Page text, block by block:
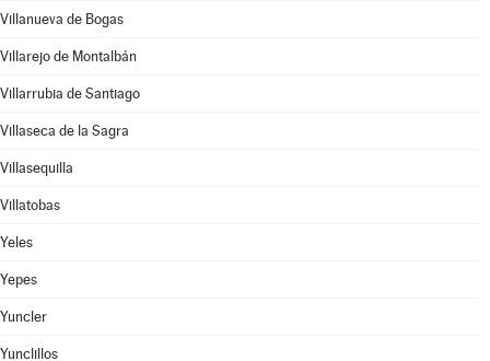
Villanueva de Bogas
Villarejo de Montalbán
Villarrubia de Santiago
Villaseca de la Sagra
Villasequilla
Villatobas
Yeles
Yepes
Yuncler
Yunclillos